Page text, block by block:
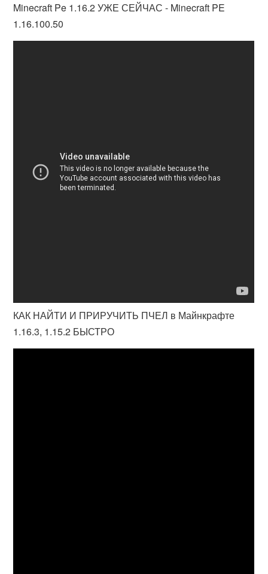
Minecraft Pe 1.16.2 УЖЕ СЕЙЧАС - Minecraft PE
1.16.100.50
КАК НАЙТИ И ПРИРУЧИТЬ ПЧЕЛ в Майнкрафте
1.16.3, 1.15.2 БЫСТРО